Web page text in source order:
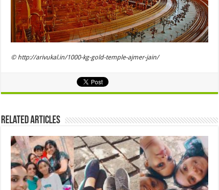
© http://arivukal.in/1000-kg-gold-temple-ajmer-jain/
Related Articles